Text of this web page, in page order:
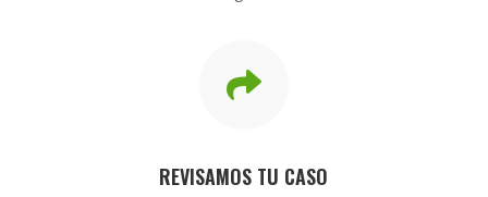

REVISAMOS TU CASO